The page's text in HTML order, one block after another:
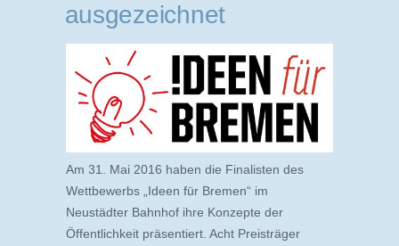
ausgezeichnet
Am 31. Mai 2016 haben die Finalisten des
Wettbewerbs „Ideen für Bremen“ im
Neustädter Bahnhof ihre Konzepte der
Öffentlichkeit präsentiert. Acht Preisträger